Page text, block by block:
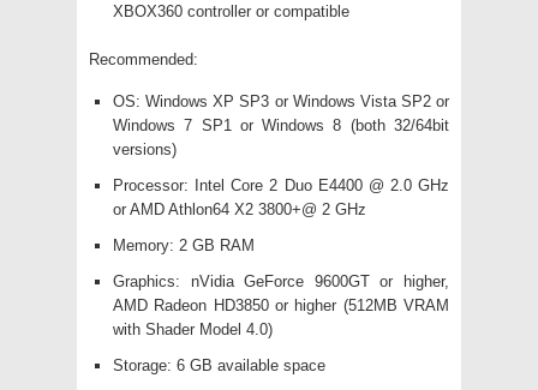
XBOX360 controller or compatible
Recommended:
OS: Windows XP SP3 or Windows Vista SP2 or
Windows 7 SP1 or Windows 8 (both 32/64bit
versions)
Processor: Intel Core 2 Duo E4400 @ 2.0 GHz
or AMD Athlon64 X2 3800+@ 2 GHz
Memory: 2 GB RAM
Graphics: nVidia GeForce 9600GT or higher,
AMD Radeon HD3850 or higher (512MB VRAM
with Shader Model 4.0)
Storage: 6 GB available space